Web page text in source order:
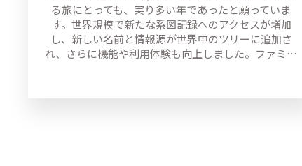
る旅にとっても、実り多い年であったと願っていま
す。世界規模で新たな系図記録へのアクセスが増加
し、新しい名前と情報源が世界中のツリーに追加さ
れ、さらに機能や利用体験も向上しました。ファミ…